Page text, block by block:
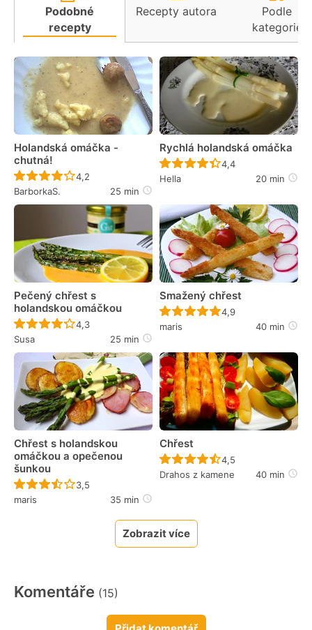
Podobné
recepty
Recepty autora
Podle
kategorie
Holandská omáčka -
chutná!
Recept ještě nebyl hodnocen
4,2
BarborkaS.
25 min
Rychlá holandská omáčka
Recept ještě nebyl
4,4
Hella
20 min
Pečený chřest s
holandskou omáčkou
Recept ještě nebyl hodnocen
4,3
Susa
25 min
Smažený chřest
Recept ještě nebyl
4,9
maris
40 min
Chřest s holandskou
omáčkou a opečenou
šunkou
Recept ještě nebyl hodnocen
3,5
maris
35 min
Chřest
Recept ještě nebyl
4,5
Drahos z kamene
40 min
Zobrazit více
Komentáře (15)